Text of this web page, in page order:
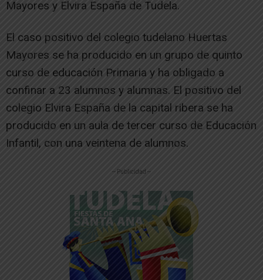
Mayores y Elvira España de Tudela.
El caso positivo del colegio tudelano Huertas
Mayores se ha producido en un grupo de quinto
curso de educación Primaria y ha obligado a
confinar a 23 alumnos y alumnas. El positivo del
colegio Elvira España de la capital ribera se ha
producido en un aula de tercer curso de Educación
Infantil, con una veintena de alumnos.
-- Publicidad --